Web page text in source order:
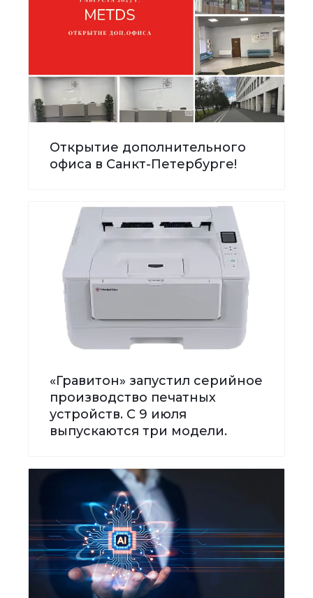
Открытие дополнительного
офиса в Санкт-Петербурге!
«Гравитон» запустил серийное
производство печатных
устройств. С 9 июля
выпускаются три модели.